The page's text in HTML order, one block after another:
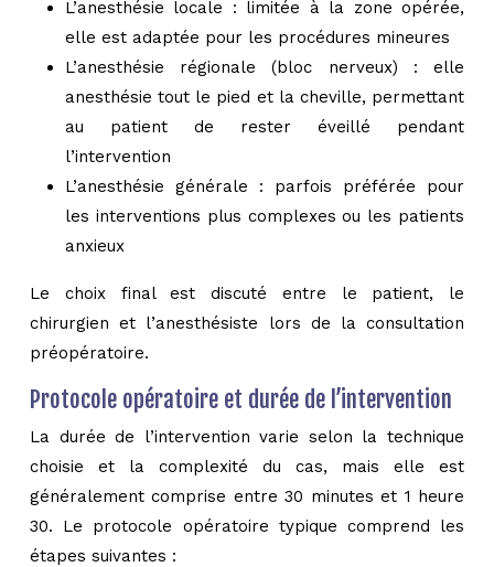
L’anesthésie locale : limitée à la zone opérée,
elle est adaptée pour les procédures mineures
L’anesthésie régionale (bloc nerveux) : elle
anesthésie tout le pied et la cheville, permettant
au patient de rester éveillé pendant
l’intervention
L’anesthésie générale : parfois préférée pour
les interventions plus complexes ou les patients
anxieux
Le choix final est discuté entre le patient, le
chirurgien et l’anesthésiste lors de la consultation
préopératoire.
Protocole opératoire et durée de l’intervention
La durée de l’intervention varie selon la technique
choisie et la complexité du cas, mais elle est
généralement comprise entre 30 minutes et 1 heure
30. Le protocole opératoire typique comprend les
étapes suivantes :